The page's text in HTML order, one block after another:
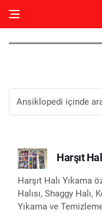
Harşıt
Harşıt Halı Yıkama
Halısı, Shaggy Halı,
Yıkama ve